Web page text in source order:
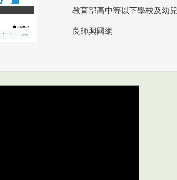
良師興國網